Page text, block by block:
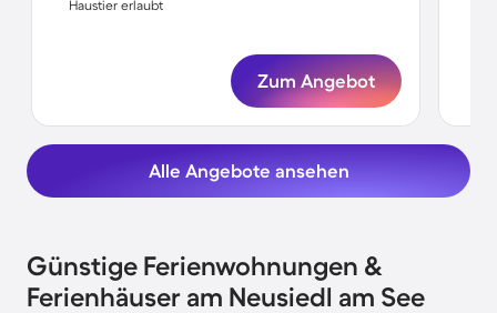
Haustier erlaubt
Zum Angebot
Alle Angebote ansehen
Günstige Ferienwohnungen &
Ferienhäuser am Neusiedl am See